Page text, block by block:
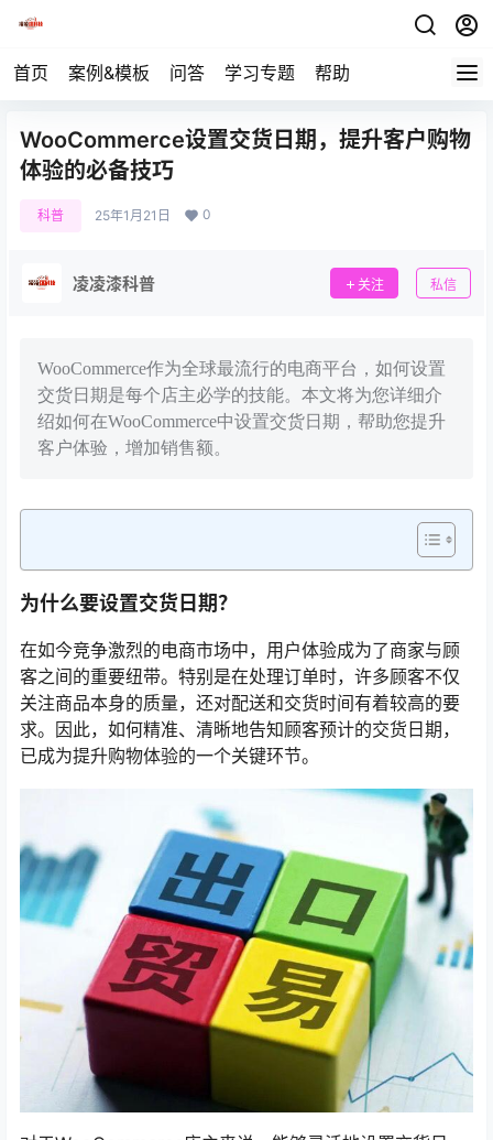
首页 案例&模板 问答 学习专题 帮助
WooCommerce设置交货日期，提升客户购物
体验的必备技巧
科普 25年1月21日 0
凌凌漆科普 关注 私信
WooCommerce作为全球最流行的电商平台，如何设置
交货日期是每个店主必学的技能。本文将为您详细介
绍如何在WooCommerce中设置交货日期，帮助您提升
客户体验，增加销售额。
为什么要设置交货日期？
在如今竞争激烈的电商市场中，用户体验成为了商家与顾
客之间的重要纽带。特别是在处理订单时，许多顾客不仅
关注商品本身的质量，还对配送和交货时间有着较高的要
求。因此，如何精准、清晰地告知顾客预计的交货日期，
已成为提升购物体验的一个关键环节。